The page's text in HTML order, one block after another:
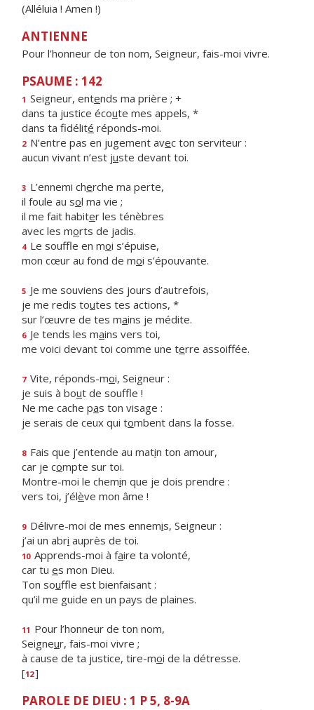
(Alléluia ! Amen !)
ANTIENNE
Pour l’honneur de ton nom, Seigneur, fais-moi vivre.
PSAUME : 142
1 Seigneur, entends ma prière ; +
dans ta justice écoute mes appels, *
dans ta fidélité réponds-moi.
2 N’entre pas en jugement avec ton serviteur :
aucun vivant n’est juste devant toi.
3 L’ennemi cherche ma perte,
il foule au sol ma vie ;
il me fait habiter les ténèbres
avec les morts de jadis.
4 Le souffle en moi s’épuise,
mon cœur au fond de moi s’épouvante.
5 Je me souviens des jours d’autrefois,
je me redis toutes tes actions, *
sur l’œuvre de tes mains je médite.
6 Je tends les mains vers toi,
me voici devant toi comme une terre assoiffée.
7 Vite, réponds-moi, Seigneur :
je suis à bout de souffle !
Ne me cache pas ton visage :
je serais de ceux qui tombent dans la fosse.
8 Fais que j’entende au matin ton amour,
car je compte sur toi.
Montre-moi le chemin que je dois prendre :
vers toi, j’élève mon âme !
9 Délivre-moi de mes ennemis, Seigneur :
j’ai un abri auprès de toi.
10 Apprends-moi à faire ta volonté,
car tu es mon Dieu.
Ton souffle est bienfaisant :
qu’il me guide en un pays de plaines.
11 Pour l’honneur de ton nom,
Seigneur, fais-moi vivre ;
à cause de ta justice, tire-moi de la détresse.
[12]
PAROLE DE DIEU : 1 P 5, 8-9A